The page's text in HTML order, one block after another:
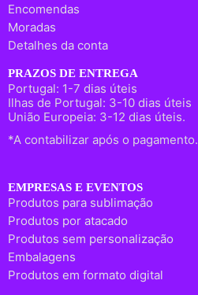
Encomendas
Moradas
Detalhes da conta
PRAZOS DE ENTREGA
Portugal: 1-7 dias úteis
Ilhas de Portugal: 3-10 dias úteis
União Europeia: 3-12 dias úteis.
*A contabilizar após o pagamento.
EMPRESAS E EVENTOS
Produtos para sublimação
Produtos por atacado
Produtos sem personalização
Embalagens
Produtos em formato digital